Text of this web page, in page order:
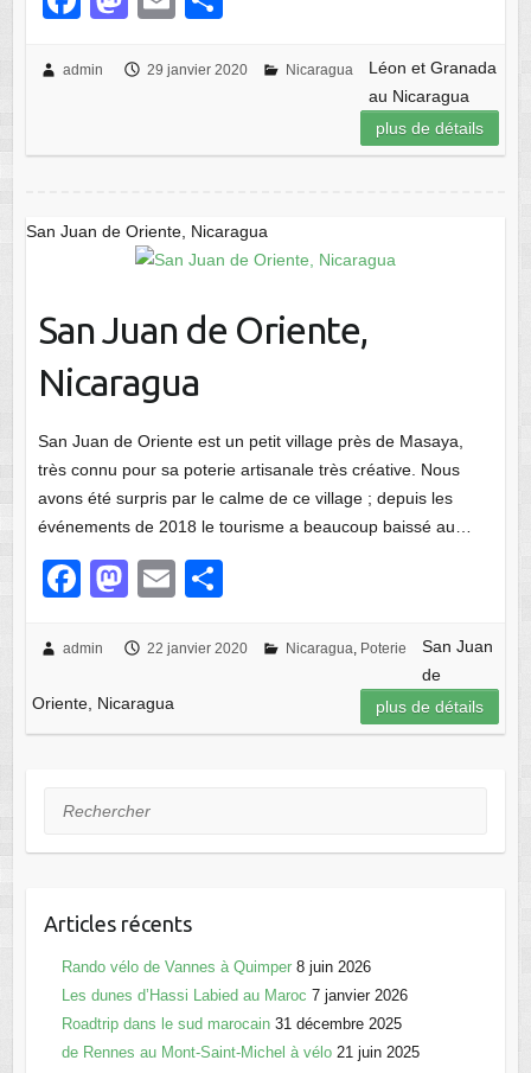
c
b
o
st
d
n
ail ta
er
admin 29 janvier 2020 Nicaragua
Léon et Granada
au Nicaragua
plus de détails
San Juan de Oriente, Nicaragua
San Juan de Oriente,
Nicaragua
San Juan de Oriente est un petit village près de Masaya,
très connu pour sa poterie artisanale très créative. Nous
avons été surpris par le calme de ce village ; depuis les
événements de 2018 le tourisme a beaucoup baissé au…
F
c
e
b
o
k
M
st
o
d
n
E
ail ta
er
admin 22 janvier 2020 Nicaragua, Poterie
San Juan
de
Oriente, Nicaragua
plus de détails
Rechercher
Articles récents
Rando vélo de Vannes à Quimper 8 juin 2026
Les dunes d’Hassi Labied au Maroc 7 janvier 2026
Roadtrip dans le sud marocain 31 décembre 2025
de Rennes au Mont-Saint-Michel à vélo 21 juin 2025